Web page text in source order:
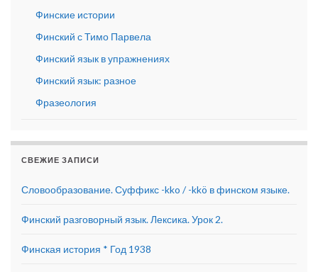
Финские истории
Финский с Тимо Парвела
Финский язык в упражнениях
Финский язык: разное
Фразеология
СВЕЖИЕ ЗАПИСИ
Словообразование. Суффикс -kko / -kkö в финском языке.
Финский разговорный язык. Лексика. Урок 2.
Финская история * Год 1938